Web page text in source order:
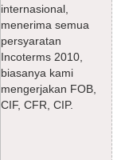
internasional,
menerima semua
persyaratan
Incoterms 2010,
biasanya kami
mengerjakan FOB,
CIF, CFR, CIP.